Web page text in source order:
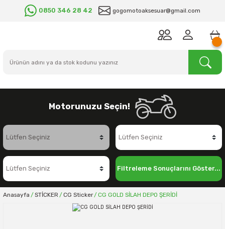
0850 346 28 42 gogomotoaksesuar@gmail.com
Motorunuzu Seçin!
Filtreleme Sonuçlarını Göster...
Anasayfa STİCKER CG Sticker CG GOLD SİLAH DEPO ŞERİDİ